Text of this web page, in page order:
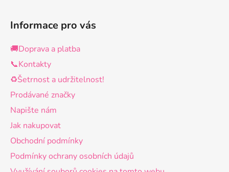
Informace pro vás
🚚Doprava a platba
📞Kontakty
♻️Šetrnost a udržitelnost!
Prodávané značky
Napište nám
Jak nakupovat
Obchodní podmínky
Podmínky ochrany osobních údajů